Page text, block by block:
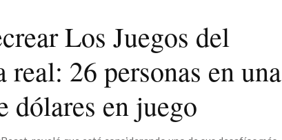
Los Juegos del
26 personas en una
en juego